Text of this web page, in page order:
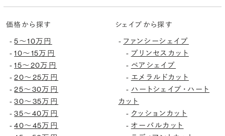
価格から探す
-5〜10万円
-10〜15万円
-15〜20万円
-20〜25万円
-25〜30万円
-30〜35万円
-35〜40万円
-40〜45万円
シェイプから探す
- ファンシーシェイプ
- プリンセスカット
- ペアシェイプ
- エメラルドカット
- ハートシェイプ・ハート
カット
- クッションカット
- オーバルカット